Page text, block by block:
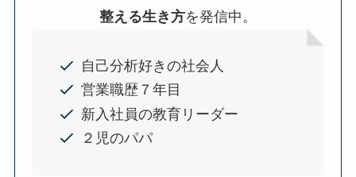
整える生き方を発信中。
自己分析好きの社会人
営業職歴７年目
新入社員の教育リーダー
２児のパパ